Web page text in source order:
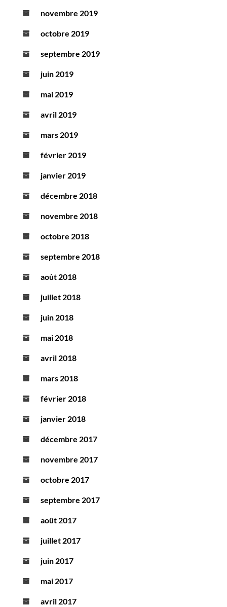
novembre 2019
octobre 2019
septembre 2019
juin 2019
mai 2019
avril 2019
mars 2019
février 2019
janvier 2019
décembre 2018
novembre 2018
octobre 2018
septembre 2018
août 2018
juillet 2018
juin 2018
mai 2018
avril 2018
mars 2018
février 2018
janvier 2018
décembre 2017
novembre 2017
octobre 2017
septembre 2017
août 2017
juillet 2017
juin 2017
mai 2017
avril 2017